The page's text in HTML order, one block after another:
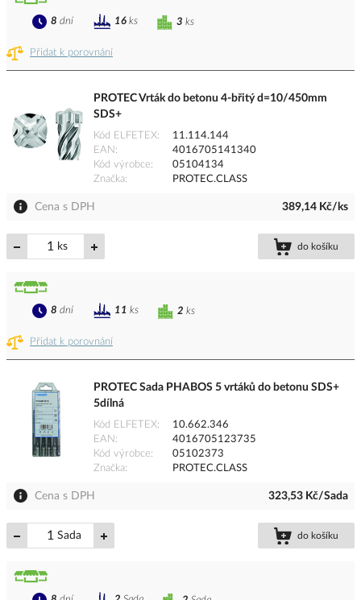
Přidat k porovnání
3 ks
8 dní 16 ks
PROTEC Vrták do betonu 4-břitý d=10/450mm
SDS+
Kód ELFETEX
11.114.144
EAN
4016705141340
Kód výrobce
05104134
Značka
PROTEC.CLASS
Cena s DPH 389,14 Kč/ks
ks do košíku
Přidat k porovnání
2 ks
8 dní 11 ks
PROTEC Sada PHABOS 5 vrtáků do betonu SDS+
5dílná
Kód ELFETEX
10.662.346
EAN
4016705123735
Kód výrobce
05102373
Značka
PROTEC.CLASS
Cena s DPH 323,53 Kč/Sada
Sada do košíku